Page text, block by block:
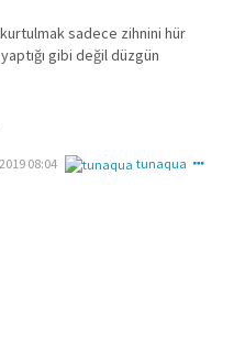
sadece zihnini hür
gibi değil düzgün
08:04 tunaqua